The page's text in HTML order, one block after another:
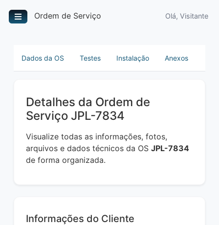
Ordem de Serviço Olá, Visitante
Dados da OS Testes Instalação Anexos
Detalhes da Ordem de
Serviço JPL-7834
Visualize todas as informações, fotos,
arquivos e dados técnicos da OS JPL-7834
de forma organizada.
Informações do Cliente